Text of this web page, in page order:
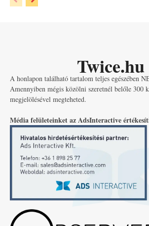
Twice.hu
A honlapon található tartalom teljes egészében
Amennyiben mégis közölni szeretnél belőle 300
megjelölésével megteheted.
Média felületeinket az AdsInteractive